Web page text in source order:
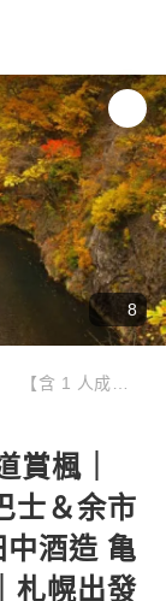
8
賞楓｜
士＆余市
酒造 亀
札幌出發